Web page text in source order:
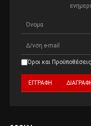
Όροι και Προϋποθέσεις